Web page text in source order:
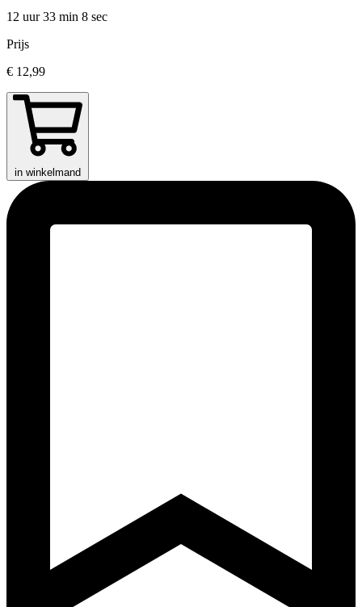
12 uur 33 min 8 sec
Prijs
€ 12,99
in winkelmand